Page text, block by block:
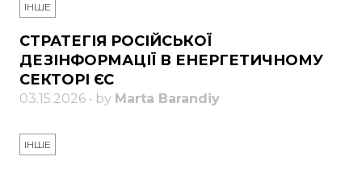
ІНШЕ
СТРАТЕГІЯ РОСІЙСЬКОЇ
ДЕЗІНФОРМАЦІЇ В ЕНЕРГЕТИЧНОМУ
СЕКТОРІ ЄС
03.15.2026 • by Marta Barandiy
ІНШЕ